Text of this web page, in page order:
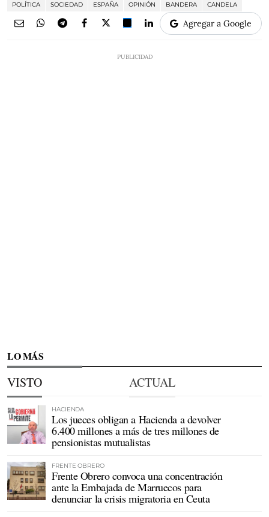
POLÍTICA SOCIEDAD ESPAÑA OPINIÓN BANDERA CANDELA
Agregar a Google
LO MÁS
VISTO ACTUAL
HACIENDA
Los jueces obligan a Hacienda a devolver
6.400 millones a más de tres millones de
pensionistas mutualistas
FRENTE OBRERO
Frente Obrero convoca una concentración
ante la Embajada de Marruecos para
denunciar la crisis migratoria en Ceuta